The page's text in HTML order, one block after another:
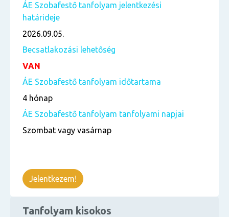
Tanfolyam kisokos
ÁE Szobafestő tanfolyam jelentkezési
határideje
2026.09.05.
Becsatlakozási lehetőség
VAN
ÁE Szobafestő tanfolyam időtartama
4 hónap
ÁE Szobafestő tanfolyam tanfolyami napjai
Szombat vagy vasárnap
Jelentkezem!